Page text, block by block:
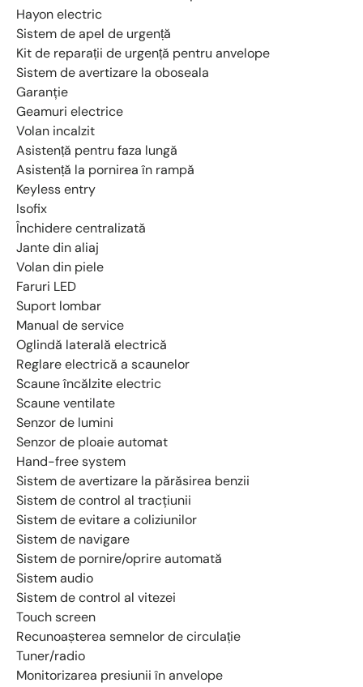
Hayon electric
Sistem de apel de urgență
Kit de reparații de urgență pentru anvelope
Sistem de avertizare la oboseala
Garanţie
Geamuri electrice
Volan incalzit
Asistență pentru faza lungă
Asistență la pornirea în rampă
Keyless entry
Isofix
Închidere centralizată
Jante din aliaj
Volan din piele
Faruri LED
Suport lombar
Manual de service
Oglindă laterală electrică
Reglare electrică a scaunelor
Scaune încălzite electric
Scaune ventilate
Senzor de lumini
Senzor de ploaie automat
Hand-free system
Sistem de avertizare la părăsirea benzii
Sistem de control al tracţiunii
Sistem de evitare a coliziunilor
Sistem de navigare
Sistem de pornire/oprire automată
Sistem audio
Sistem de control al vitezei
Touch screen
Recunoașterea semnelor de circulație
Tuner/radio
Monitorizarea presiunii în anvelope